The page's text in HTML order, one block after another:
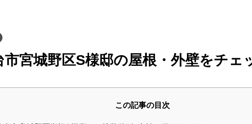
市宮城野区S様邸の屋根・外壁をチェ
この記事の目次